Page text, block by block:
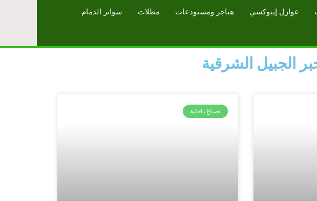
عوازل إيبوكسي هناجر ومستودعات مظلات سواتر الدمام
الجبيل الشرقية
اصباغ داخلية